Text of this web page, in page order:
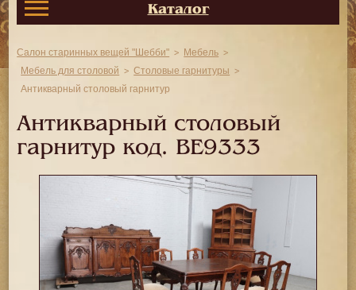
Каталог
Салон старинных вещей "Шебби"
Мебель
Мебель для столовой
Столовые гарнитуры
Антикварный столовый гарнитур
Антикварный столовый
гарнитур код. BE9333